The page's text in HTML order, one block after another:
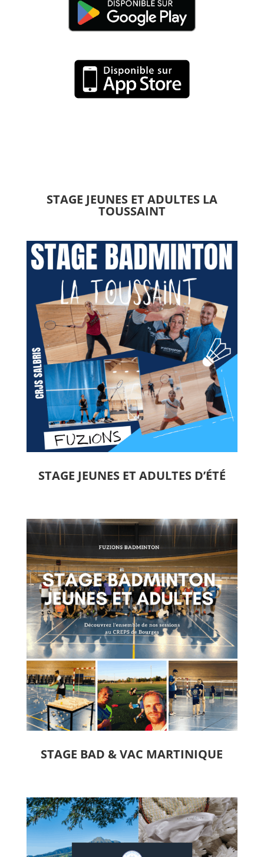
STAGE JEUNES ET ADULTES LA
TOUSSAINT
STAGE JEUNES ET ADULTES D’ÉTÉ
STAGE BAD & VAC MARTINIQUE